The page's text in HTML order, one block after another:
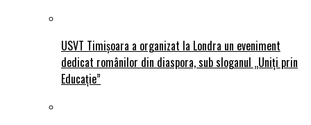
USVT Timișoara a organizat la Londra un eveniment
dedicat românilor din diaspora, sub sloganul „Uniți prin
Educație”